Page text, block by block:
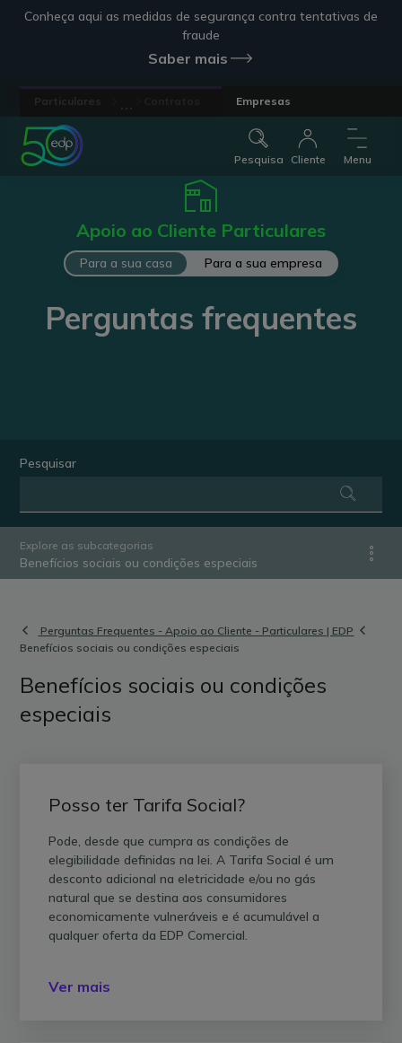
Conheça aqui as medidas de segurança contra tentativas de
fraude
Saber mais
Empresas
Pesquisa Cliente Menu
Apoio ao Cliente Particulares
Para a sua casa Para a sua empresa
Perguntas frequentes
Pesquisar
Explore as subcategorias
Benefícios sociais ou condições especiais
Perguntas Frequentes - Apoio ao Cliente - Particulares | EDP
Benefícios sociais ou condições especiais
Benefícios sociais ou condições
especiais
Posso ter Tarifa Social?
Pode, desde que cumpra as condições de
elegibilidade definidas na lei. A Tarifa Social é um
desconto adicional na eletricidade e/ou no gás
natural que se destina aos consumidores
economicamente vulneráveis e é acumulável a
qualquer oferta da EDP Comercial.
Ver mais